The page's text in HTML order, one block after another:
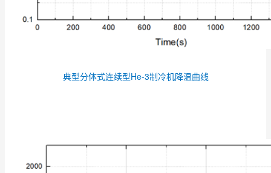
典型分体式连续型He-3制冷机降温曲线